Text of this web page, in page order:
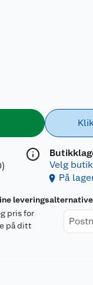
Velg
På
pris for
på ditt